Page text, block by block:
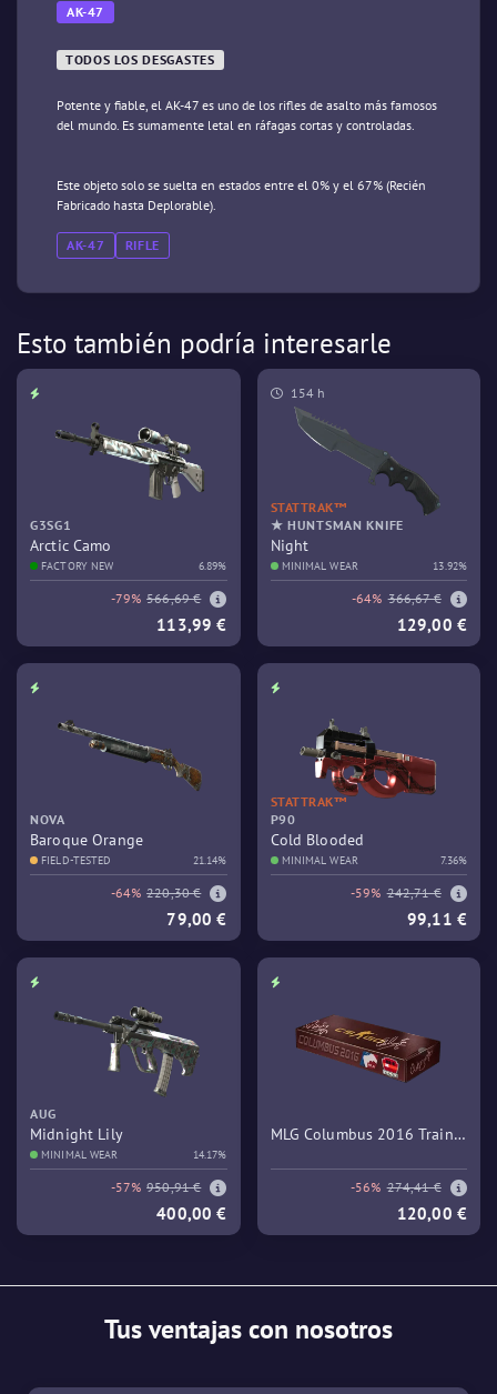
AK-47
TODOS LOS DESGASTES
Potente y fiable, el AK-47 es uno de los rifles de asalto más famosos
del mundo. Es sumamente letal en ráfagas cortas y controladas.
Este objeto solo se suelta en estados entre el 0% y el 67% (Recién
Fabricado hasta Deplorable).
AK-47 RIFLE
Esto también podría interesarle
G3SG1
Arctic Camo
FACTORY NEW 6.89%
-79% 566,69 €
113,99 €
154 h
STATTRAK™
★ HUNTSMAN KNIFE
Night
MINIMAL WEAR 13.92%
-64% 366,67 €
129,00 €
NOVA
Baroque Orange
FIELD-TESTED 21.14%
-64% 220,30 €
79,00 €
STATTRAK™
P90
Cold Blooded
MINIMAL WEAR 7.36%
-59% 242,71 €
99,11 €
AUG
Midnight Lily
MINIMAL WEAR 14.17%
-57% 950,91 €
400,00 €
MLG Columbus 2016 Train
-56% 274,41 €
120,00 €
Tus ventajas con nosotros